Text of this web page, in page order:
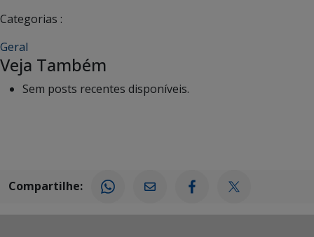
Categorias :
Geral
Veja Também
Sem posts recentes disponíveis.
Compartilhe: